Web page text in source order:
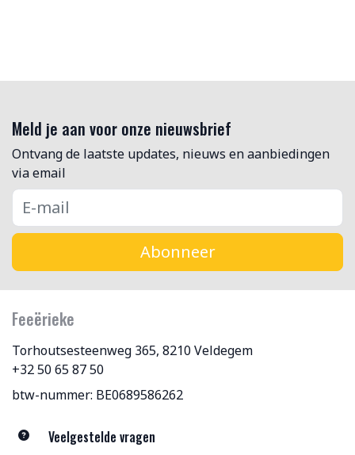
Meld je aan voor onze nieuwsbrief
Ontvang de laatste updates, nieuws en aanbiedingen
via email
Abonneer
Feeërieke
Torhoutsesteenweg 365, 8210 Veldegem
+32 50 65 87 50
btw-nummer: BE0689586262
Veelgestelde vragen